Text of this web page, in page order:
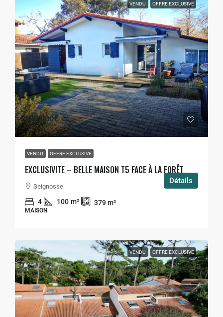
VENDU OFFRE EXCLUSIVE
699 000€
VENDU OFFRE EXCLUSIVE
EXCLUSIVITE – BELLE MAISON T5 FACE À LA FORÊT
Seignosse
4 100 m² 379m²
MAISON
Détails
VENDU OFFRE EXCLUSIVE